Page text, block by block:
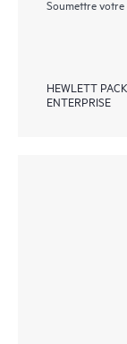
Soumettre
HEWLETT
ENTERPRISE